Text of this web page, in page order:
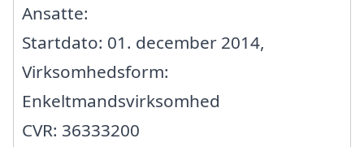
Ansatte:
Startdato: 01. december 2014,
Virksomhedsform:
Enkeltmandsvirksomhed
CVR: 36333200